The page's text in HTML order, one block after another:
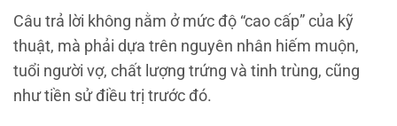
Câu trả lời không nằm ở mức độ “cao cấp” của kỹ
thuật, mà phải dựa trên nguyên nhân hiếm muộn,
tuổi người vợ, chất lượng trứng và tinh trùng, cũng
như tiền sử điều trị trước đó.